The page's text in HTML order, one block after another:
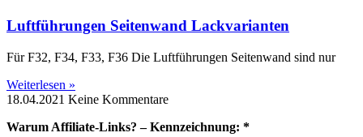
Luftführungen Seitenwand Lackvarianten
Für F32, F34, F33, F36 Die Luftführungen Seitenwand sind nur
Weiterlesen »
18.04.2021 Keine Kommentare
Warum Affiliate-Links? – Kennzeichnung: *